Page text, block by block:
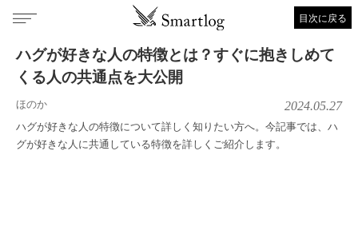
目次に戻る
ハグが好きな人の特徴とは？すぐに抱きしめて
くる人の共通点を大公開
ほのか 2024.05.27
ハグが好きな人の特徴について詳しく知りたい方へ。今記事では、ハ
グが好きな人に共通している特徴を詳しくご紹介します。